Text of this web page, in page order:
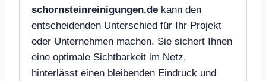
schornsteinreinigungen.de kann den
entscheidenden Unterschied für Ihr Projekt
oder Unternehmen machen. Sie sichert Ihnen
eine optimale Sichtbarkeit im Netz,
hinterlässt einen bleibenden Eindruck und